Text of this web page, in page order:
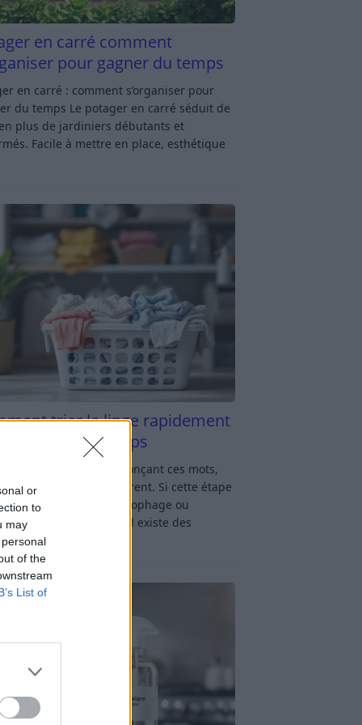
or
to
may
of the
List of
en carré comment
pour gagner du temps
en carré : comment s’organiser pour
du temps Le potager en carré séduit de
plus de jardiniers débutants et
Facile à mettre en place, esthétique
trier le linge rapidement
y passer du temps
linge : rien qu’en prononçant ces mots,
d’entre nous soupirent. Si cette étape
vous semble chronophage ou
rassurez-vous : il existe des
simples